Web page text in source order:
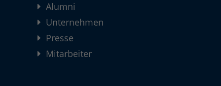
Alumni
Unternehmen
Presse
Mitarbeiter